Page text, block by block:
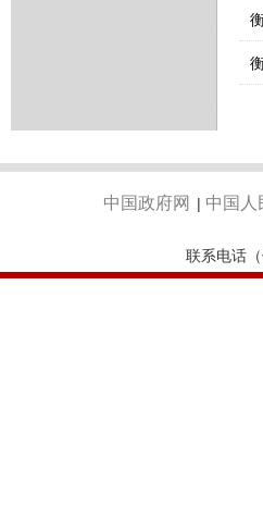
中国政府网 | 中国人
联系电话